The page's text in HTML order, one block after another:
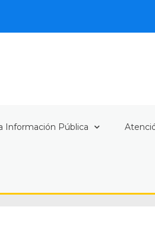
Información Pública